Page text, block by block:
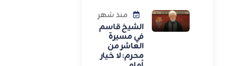
منذ شهر
الشيخ قاسم
في مسيرة
العاشر من
محرم: لا خيار